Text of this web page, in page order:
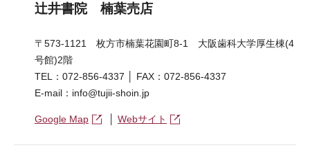
辻井書院 楠葉売店
〒573-1121 枚方市楠葉花園町8-1 大阪歯科大学厚生棟(4
号館)2階
TEL：072-856-4337 │ FAX：072-856-4337
E-mail：info@tujii-shoin.jp
Google Map Webサイト